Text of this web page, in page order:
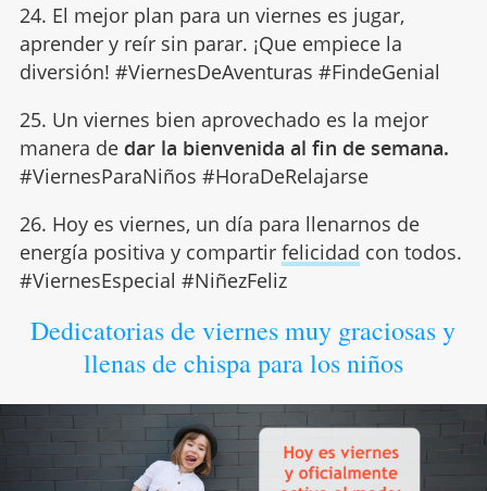
24. El mejor plan para un viernes es jugar,
aprender y reír sin parar. ¡Que empiece la
diversión! #ViernesDeAventuras #FindeGenial
25. Un viernes bien aprovechado es la mejor
manera de dar la bienvenida al fin de semana.
#ViernesParaNiños #HoraDeRelajarse
26. Hoy es viernes, un día para llenarnos de
energía positiva y compartir felicidad con todos.
#ViernesEspecial #NiñezFeliz
Dedicatorias de viernes muy graciosas y
llenas de chispa para los niños